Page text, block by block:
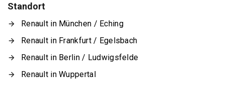
Standort
Renault in München / Eching
Renault in Frankfurt / Egelsbach
Renault in Berlin / Ludwigsfelde
Renault in Wuppertal